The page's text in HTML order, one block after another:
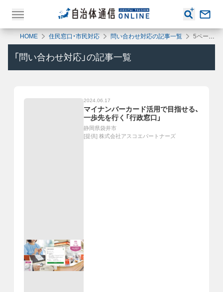
HOME 住民窓口・市民対応 問い合わせ対応の記事一覧 5ページ目
「 問い合わせ対応 」の記事一覧
2024.06.17
マイナンバーカード活用で目指せる、
一歩先を行く「行政窓口」
静岡県袋井市
[提供] 株式会社アスコエパートナーズ